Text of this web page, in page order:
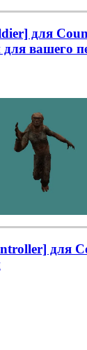
для
вашего
для